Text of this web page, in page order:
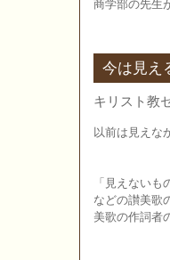
商学部の先生
今は見え
キリスト教
以前は見えな
「見えない
などの讃美歌
美歌の作詞者